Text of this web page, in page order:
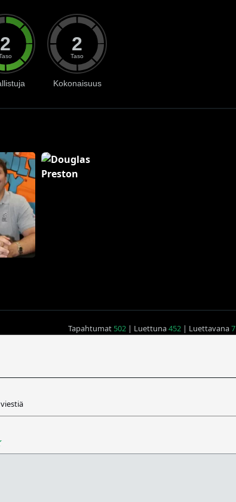
2 2
Taso
Kokonaisuus
Tapahtumat 502 | Luettuna452 | Luettavana7